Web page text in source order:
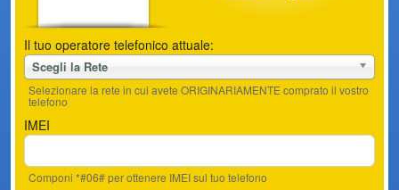
Il tuo operatore telefonico attuale:
Scegli la Rete
Selezionare la rete in cui avete ORIGINARIAMENTE comprato il vostro
telefono
IMEI
Componi *#06# per ottenere IMEI sul tuo telefono